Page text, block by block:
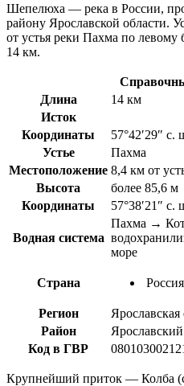
Шепелюха — река в России,
району Ярославской области.
от устья реки Пахма по левому
14 км.
Длина
14 км
Исток
Координаты
57°42′29″ с.
Устье
Пахма
Местоположение 8,4 км от
Высота
более 85,6 м
Координаты
57°38′21″ с.
Водная система
Пахма →
море
Страна Россия
Регион
Ярославская
Район
Код в ГВР
Крупнейший приток — Колба